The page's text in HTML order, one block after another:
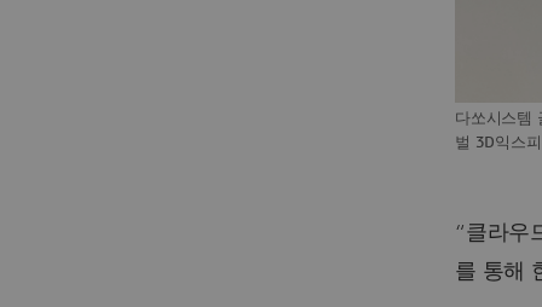
다쏘시스템
벌 3D익스
“클라우
를 통해